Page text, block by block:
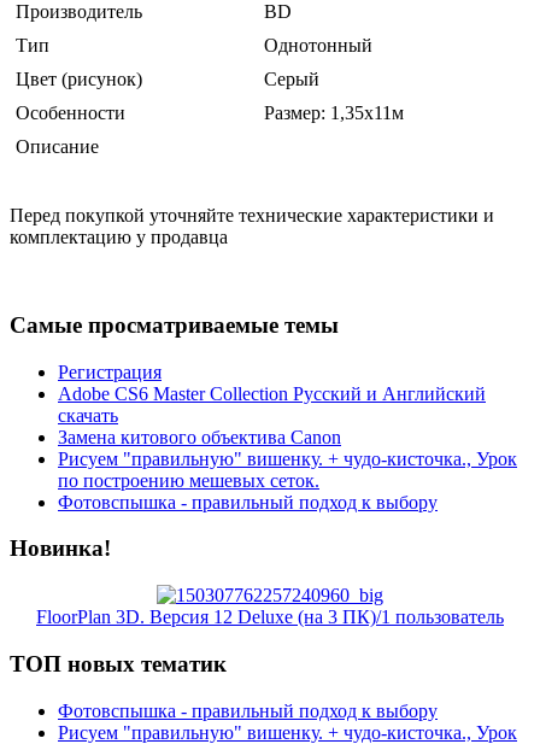
Производитель
BD
Тип
Однотонный
Цвет (рисунок)
Серый
Особенности
Размер: 1,35х11м
Описание
Перед покупкой уточняйте технические характеристики и
комплектацию у продавца
Самые просматриваемые темы
Регистрация
Adobe CS6 Master Collection Русский и Английский
скачать
Замена китового объектива Canon
Рисуем "правильную" вишенку. + чудо-кисточка., Урок
по построению мешевых сеток.
Фотовспышка - правильный подход к выбору
Новинка!
FloorPlan 3D. Версия 12 Deluxe (на 3 ПК)/1 пользователь
ТОП новых тематик
Фотовспышка - правильный подход к выбору
Рисуем "правильную" вишенку. + чудо-кисточка., Урок